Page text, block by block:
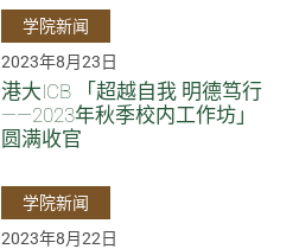
学院新闻
2023年8月23日
港大ICB 「超越自我 明德笃行
——2023年秋季校内工作坊」
圆满收官
学院新闻
2023年8月22日